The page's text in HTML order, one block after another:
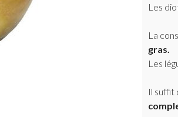
Les
La
gras.
Les
Il suffit